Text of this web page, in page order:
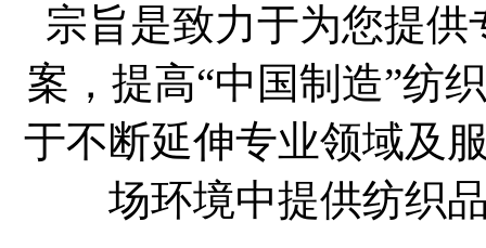
宗旨是致力于为您提
案，提高“中国制造”纺
于不断延伸专业领域及
场环境中提供纺织